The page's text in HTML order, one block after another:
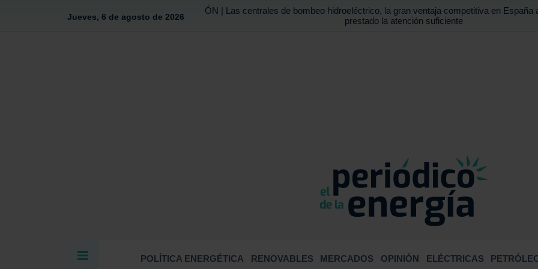
Jueves, 6 de agosto de 2026
ÓN | Las centrales de bombeo hidroeléctrico, la gran ventaja competitiva en España
prestado la atención suficiente
POLÍTICA ENERGÉTICA RENOVABLES MERCADOS OPINIÓN ELÉCTRICAS